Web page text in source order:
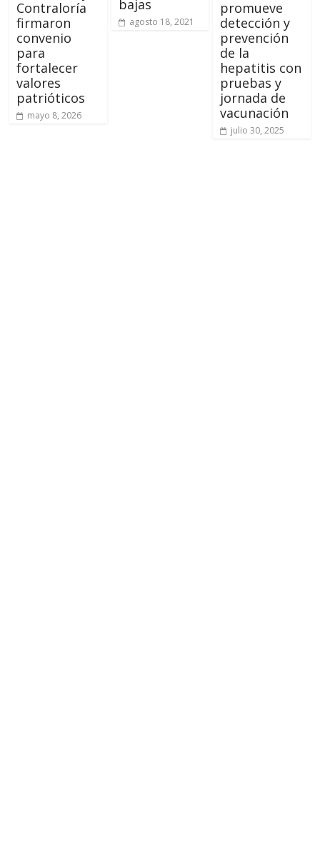
Contraloría
firmaron
convenio
para
fortalecer
valores
patrióticos
mayo 8, 2026
bajas
agosto 18, 2021
promueve
detección y
prevención
de la
hepatitis con
pruebas y
jornada de
vacunación
julio 30, 2025